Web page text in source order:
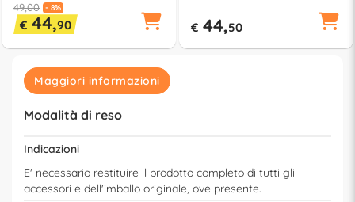
49,00 - 8%
€ 44,90 € 44,50
Maggiori informazioni
Modalità di reso
Indicazioni
E' necessario restituire il prodotto completo di tutti gli
accessori e dell'imballo originale, ove presente.